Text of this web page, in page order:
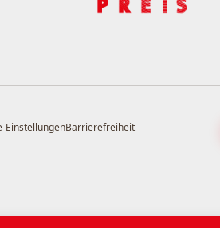
EinstellungenBarrierefreiheit